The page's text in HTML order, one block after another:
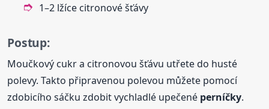
1–2 lžíce citronové šťávy
Postup:
Moučkový cukr a citronovou šťávu utřete do husté
polevy. Takto připravenou polevou můžete pomocí
zdobicího sáčku zdobit vychladlé upečené perníčky.